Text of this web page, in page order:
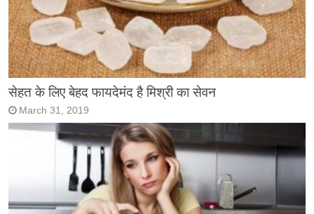
सेहत के लिए बेहद फायदेमंद है मिश्री का सेवन
March 31, 2019